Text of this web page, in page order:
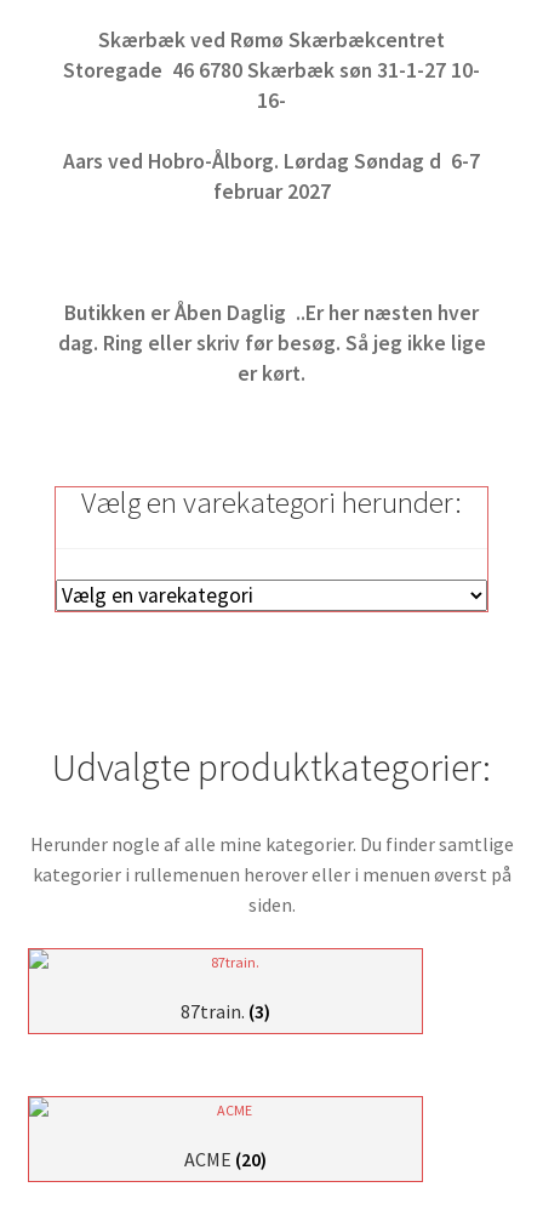
Skærbæk ved Rømø Skærbækcentret
Storegade 46 6780 Skærbæk søn 31-1-27 10-
16-
Aars ved Hobro-Ålborg. Lørdag Søndag d 6-7
februar 2027
Butikken er Åben Daglig ..Er her næsten hver
dag. Ring eller skriv før besøg. Så jeg ikke lige
er kørt.
Vælg en varekategori herunder:
Udvalgte produktkategorier:
Herunder nogle af alle mine kategorier. Du finder samtlige
kategorier i rullemenuen herover eller i menuen øverst på
siden.
87train. (3)
ACME (20)